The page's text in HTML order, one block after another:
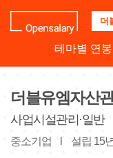
업
명
하
세
요
테마별 연봉
더블유엠자산
사업시설관리·일반
중소기업 설립 15